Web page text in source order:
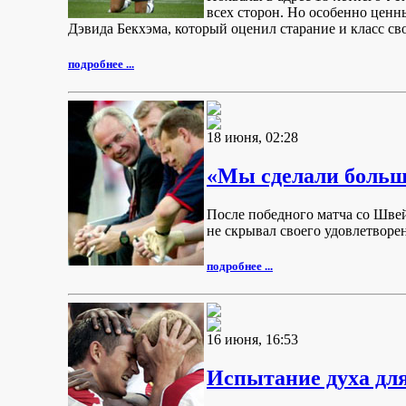
всех сторон. Но особенно
Дэвида Бекхэма, который оценил старание и класс
подробнее ...
18 июня, 02:28
«Мы сделали
После победного матча со
не скрывал своего
подробнее ...
16 июня, 16:53
Испытание духа